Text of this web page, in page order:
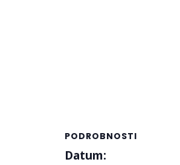
PODROBNOSTI
Datum: